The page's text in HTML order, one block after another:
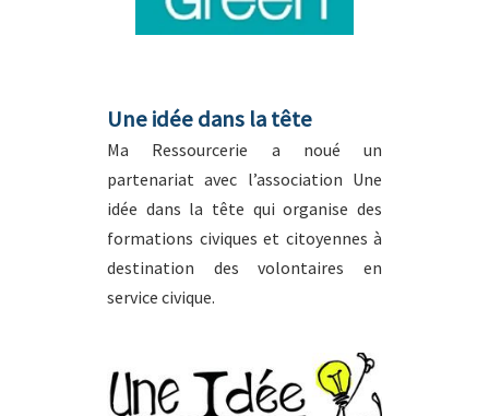
Une idée dans la tête
Ma Ressourcerie a noué un
partenariat avec l’association Une
idée dans la tête qui organise des
formations civiques et citoyennes à
destination des volontaires en
service civique.